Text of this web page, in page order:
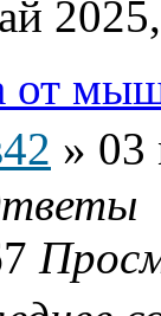
от
» 03